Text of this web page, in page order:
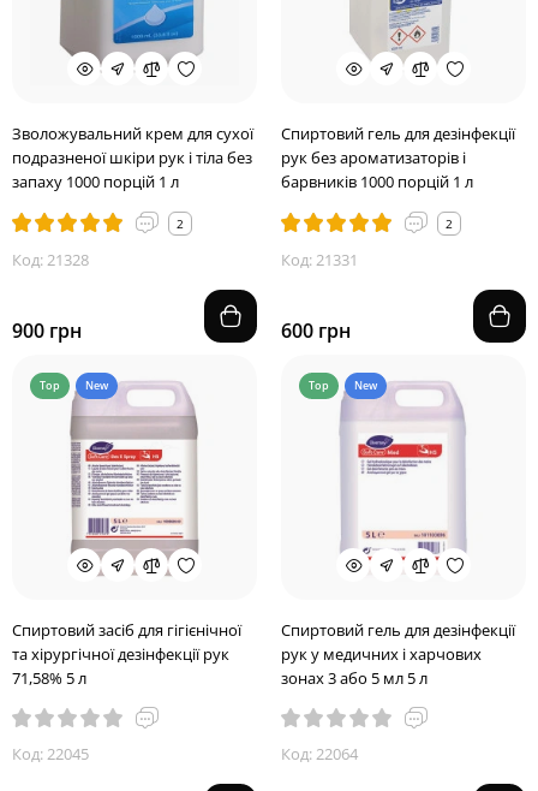
Зволожувальний крем для сухої
подразненої шкіри рук і тіла без
запаху 1000 порцій 1 л
2
Код: 21328
900 грн
Спиртовий гель для дезінфекції
рук без ароматизаторів і
барвників 1000 порцій 1 л
2
Код: 21331
600 грн
Top New
Спиртовий засіб для гігієнічної
та хірургічної дезінфекції рук
71,58% 5 л
Код: 22045
Top New
Спиртовий гель для дезінфекції
рук у медичних і харчових
зонах 3 або 5 мл 5 л
Код: 22064